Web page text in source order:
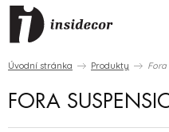
Úvodní stránka Produkty Fora
FORA